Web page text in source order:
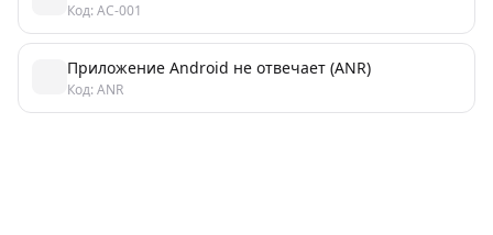
Код: AC-001
Приложение Android не отвечает (ANR)
Код: ANR